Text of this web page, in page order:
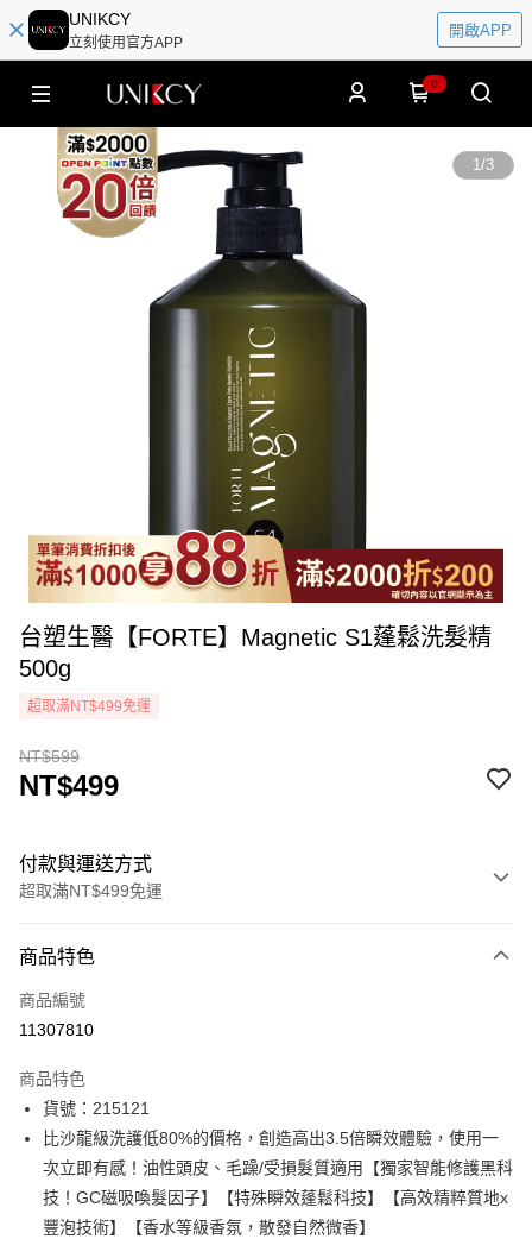
UNIKCY
立刻使用官方APP
開啟APP
0
1/3
台塑生醫【FORTE】Magnetic S1蓬鬆洗髮精
500g
超取滿NT$499免運
NT$599
NT$499
付款與運送方式
超取滿NT$499免運
icash Pay
信用卡一次付款
LINE Pay
Apple Pay
街口支付
悠遊付
商品特色
商品編號
11307810
商品特色
貨號：215121
比沙龍級洗護低80%的價格，創造高出3.5倍瞬效體驗，使用一
次立即有感！油性頭皮、毛躁/受損髮質適用【獨家智能修護黑科
技！GC磁吸喚髮因子】【特殊瞬效蓬鬆科技】【高效精粹質地x
豐泡技術】【香水等級香氛，散發自然微香】